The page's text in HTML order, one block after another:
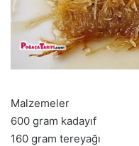
Malzemeler
600 gram kadayıf
160 gram tereyağı